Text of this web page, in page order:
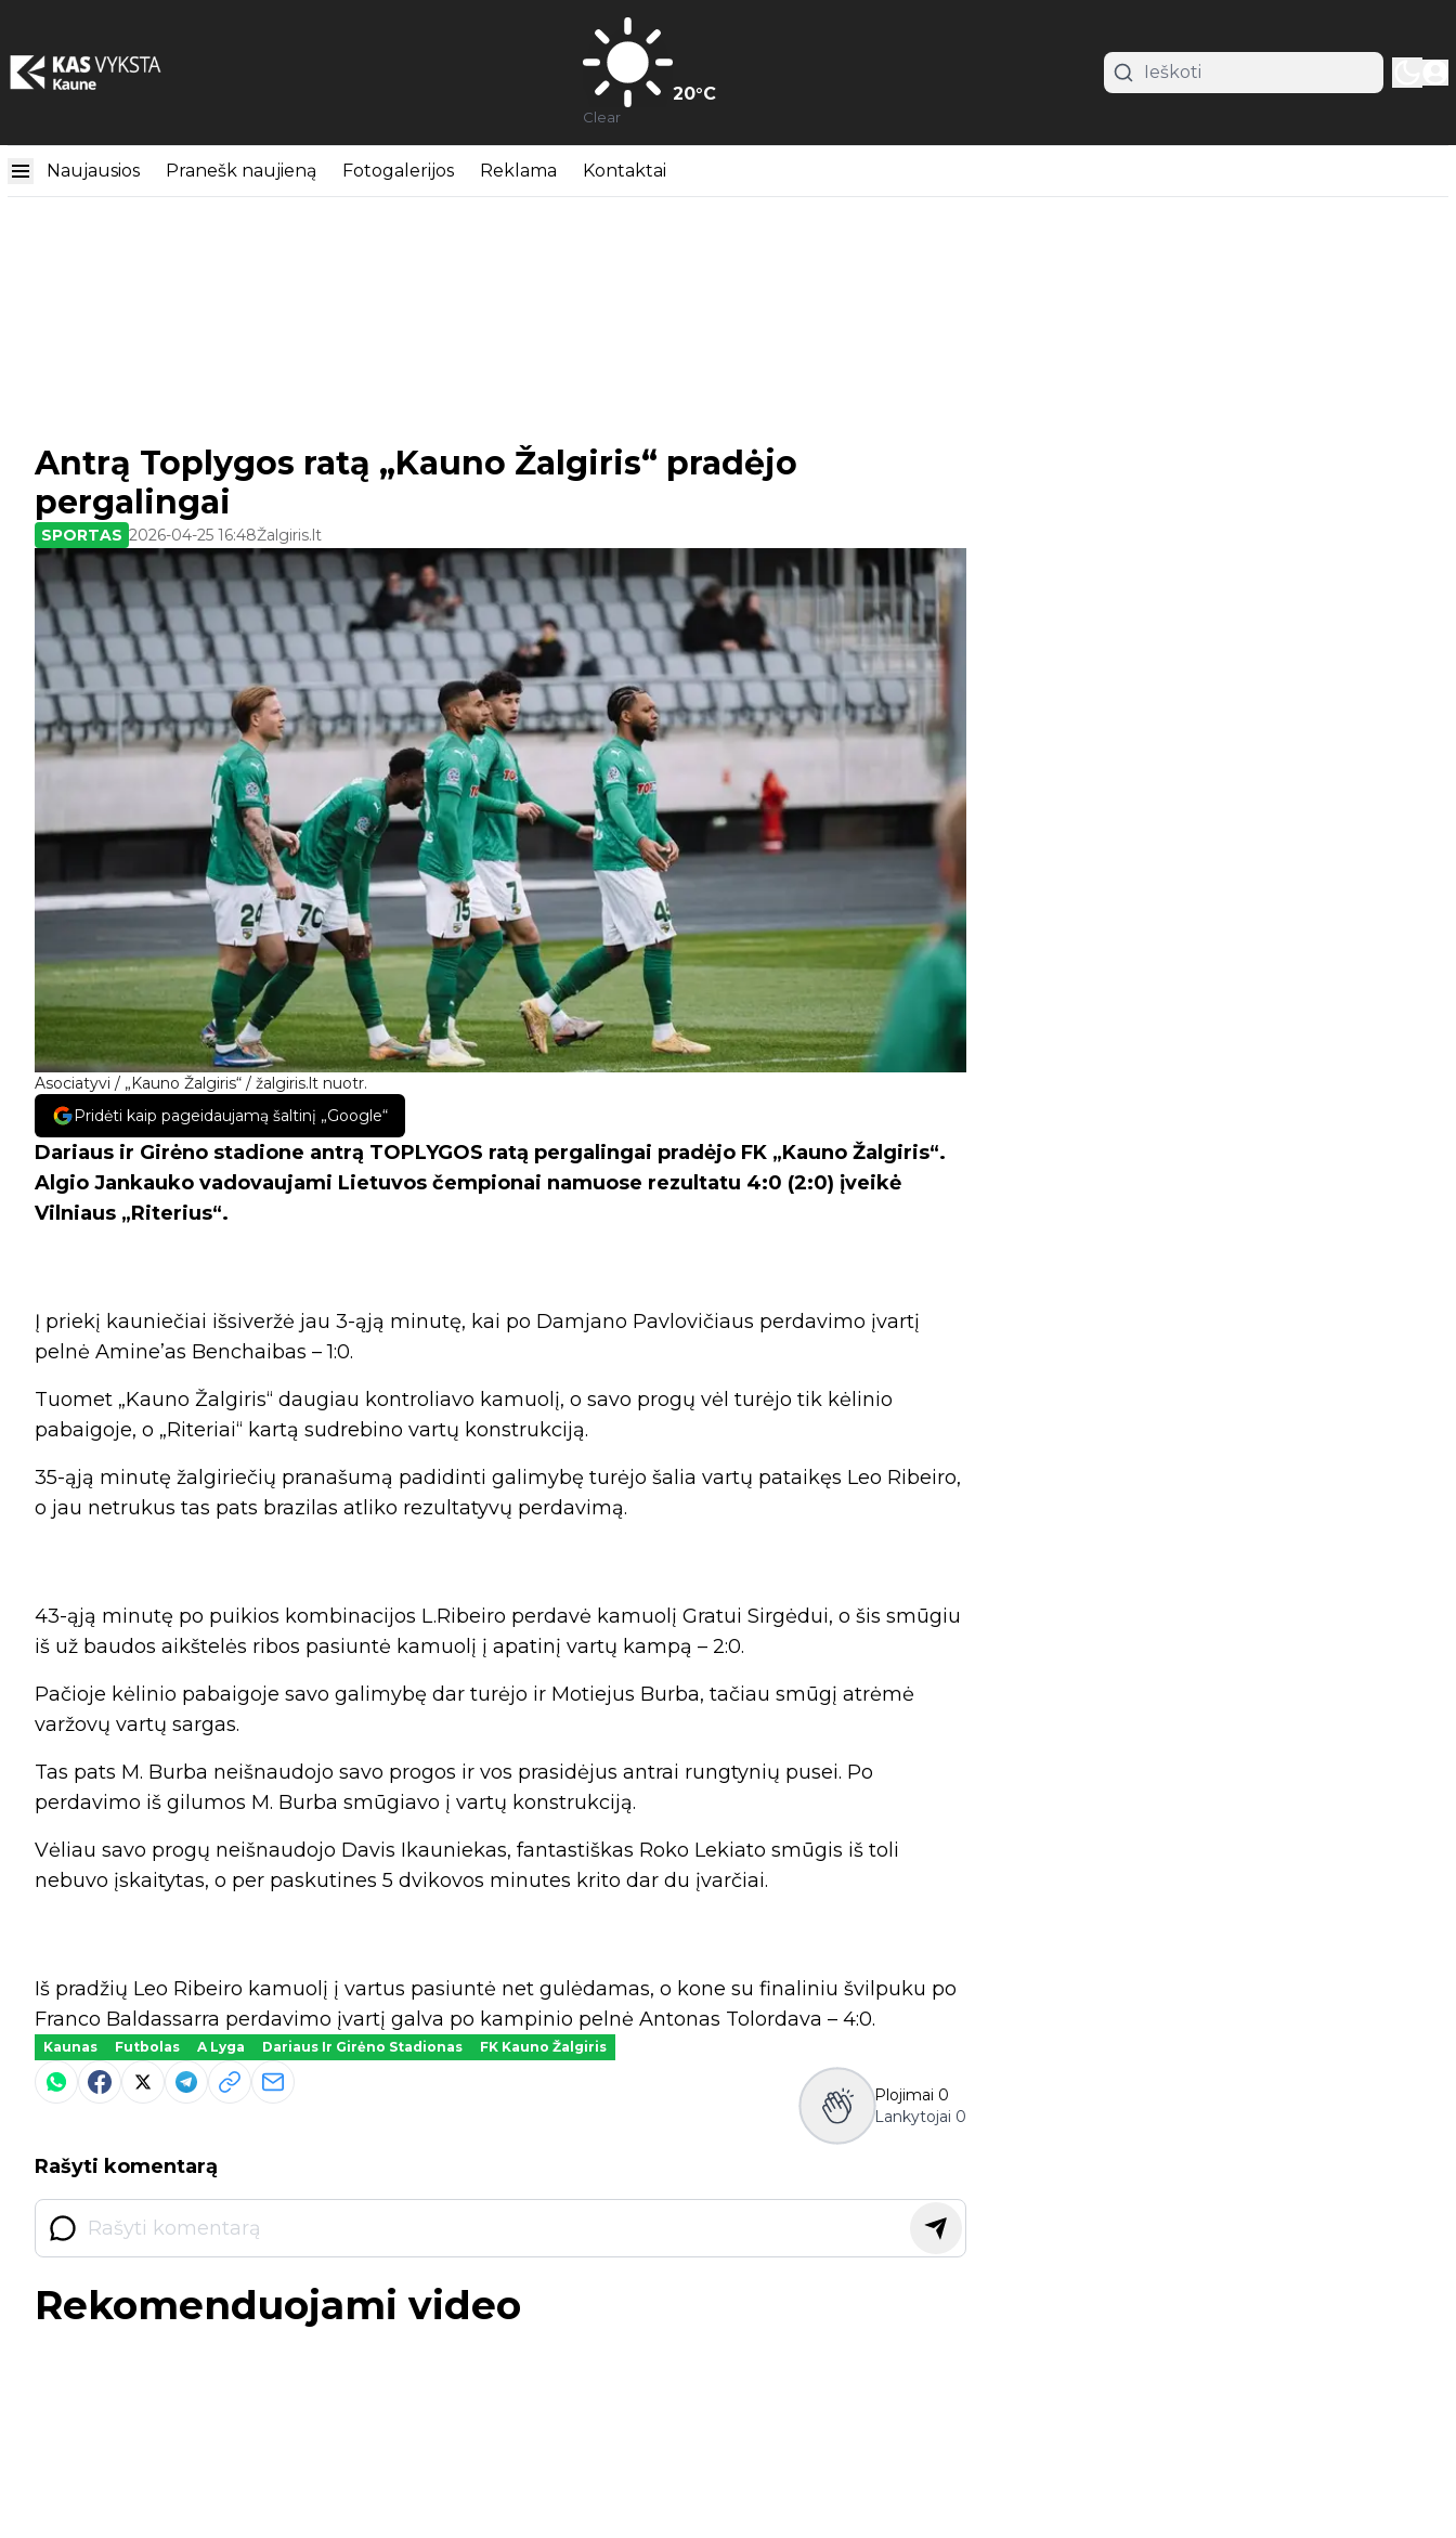
20°C
Clear
Naujausios Pranešk naujieną Fotogalerijos Reklama Kontaktai
Asociatyvi / „Kauno Žalgiris“ / žalgiris.lt nuotr.
Antrą Toplygos ratą „Kauno Žalgiris“ pradėjo
pergalingai
SPORTAS 2026-04-25 16:48Žalgiris.lt
Pridėti kaip pageidaujamą šaltinį „Google“
Dariaus ir Girėno stadione antrą TOPLYGOS ratą pergalingai pradėjo FK „Kauno Žalgiris“.
Algio Jankauko vadovaujami Lietuvos čempionai namuose rezultatu 4:0 (2:0) įveikė
Vilniaus „Riterius“.
Į priekį kauniečiai išsiveržė jau 3-ąją minutę, kai po Damjano Pavlovičiaus perdavimo įvartį
pelnė Amine’as Benchaibas – 1:0.
Tuomet „Kauno Žalgiris“ daugiau kontroliavo kamuolį, o savo progų vėl turėjo tik kėlinio
pabaigoje, o „Riteriai“ kartą sudrebino vartų konstrukciją.
35-ąją minutę žalgiriečių pranašumą padidinti galimybę turėjo šalia vartų pataikęs Leo Ribeiro,
o jau netrukus tas pats brazilas atliko rezultatyvų perdavimą.
43-ąją minutę po puikios kombinacijos L.Ribeiro perdavė kamuolį Gratui Sirgėdui, o šis smūgiu
iš už baudos aikštelės ribos pasiuntė kamuolį į apatinį vartų kampą – 2:0.
Pačioje kėlinio pabaigoje savo galimybę dar turėjo ir Motiejus Burba, tačiau smūgį atrėmė
varžovų vartų sargas.
Tas pats M. Burba neišnaudojo savo progos ir vos prasidėjus antrai rungtynių pusei. Po
perdavimo iš gilumos M. Burba smūgiavo į vartų konstrukciją.
Vėliau savo progų neišnaudojo Davis Ikauniekas, fantastiškas Roko Lekiato smūgis iš toli
nebuvo įskaitytas, o per paskutines 5 dvikovos minutes krito dar du įvarčiai.
Iš pradžių Leo Ribeiro kamuolį į vartus pasiuntė net gulėdamas, o kone su finaliniu švilpuku po
Franco Baldassarra perdavimo įvartį galva po kampinio pelnė Antonas Tolordava – 4:0.
Kaunas Futbolas A Lyga Dariaus Ir Girėno Stadionas FK Kauno Žalgiris
Plojimai 0
Lankytojai 0
Rašyti komentarą
Rekomenduojami video